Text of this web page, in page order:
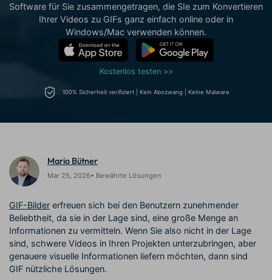
Assets
Audio
Soziale Medien
Marketing & Business
Ressourcen
Über 100 heiße Video-
Prompts – schnell ähnliche
Meisterkurs
Beherrschen Sie
fortgeschrittene
Kickstart Bootcamp
Lernen, ausdrücken und
erweitern Sie Ihre
Fähigkeiten mit Filmora
Spezialeffekt erzeugen
Creator
Monetarisierungs-
Programm
Freunde-werben-
Hilfe-Center
und Kunden
Kunden-Geschichten
Erfahren Sie, wie unsere
Kunden Erfolg haben
Affiliate-Programm
Schalten Sie Partnerschaften
auf Unternehmensebene frei
KAUFEN Anmelden
Suchen
Software für Sie zusammengetragen, die SIe zum Konvertieren
Ihrer Videos zu GIFs ganz einfach online oder in
Windows/Mac verwenden können.
Kostenlos testen >>
100% Sicherheit verifiziert | Kein Abozwang | Keine Malware
Mario Bütner
Mar 25, 2026• Bewährte Lösungen
GIF-Bilder erfreuen sich bei den Benutzern zunehmender
Beliebtheit, da sie in der Lage sind, eine große Menge an
Informationen zu vermitteln. Wenn Sie also nicht in der Lage
sind, schwere Videos in Ihren Projekten unterzubringen, aber
genauere visuelle Informationen liefern möchten, dann sind
GIF nützliche Lösungen.